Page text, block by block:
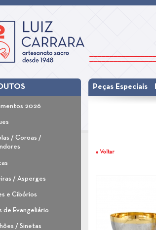
2026
/ Coroas /
/ Asperges
e Cibórios
de Evangeliário
/ Sinetas
Peças Especiais
« Voltar